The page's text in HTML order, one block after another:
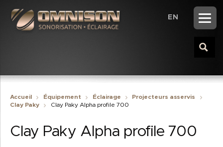
EN
Accueil Équipement Éclairage
Projecteurs asservis
Clay Paky
Clay Paky Alpha profile 700
Clay Paky Alpha profile 700